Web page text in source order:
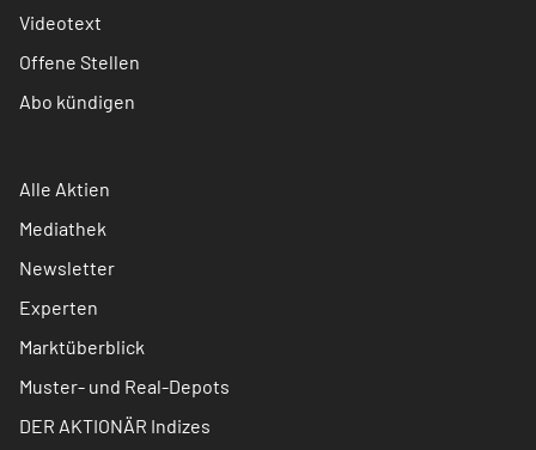
Videotext
Offene Stellen
Abo kündigen
Alle Aktien
Mediathek
Newsletter
Experten
Marktüberblick
Muster- und Real-Depots
DER AKTIONÄR Indizes